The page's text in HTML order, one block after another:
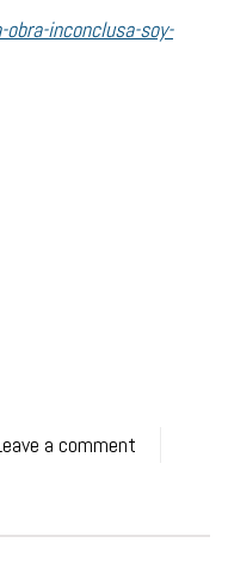
inconclusa-soy-
a comment